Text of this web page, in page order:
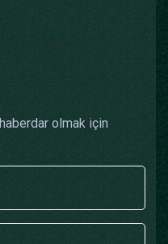
olmak için